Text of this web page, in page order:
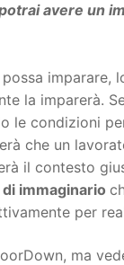
avere un
la imparerà.
le condizioni
che un
il contesto
immaginario
per
ma